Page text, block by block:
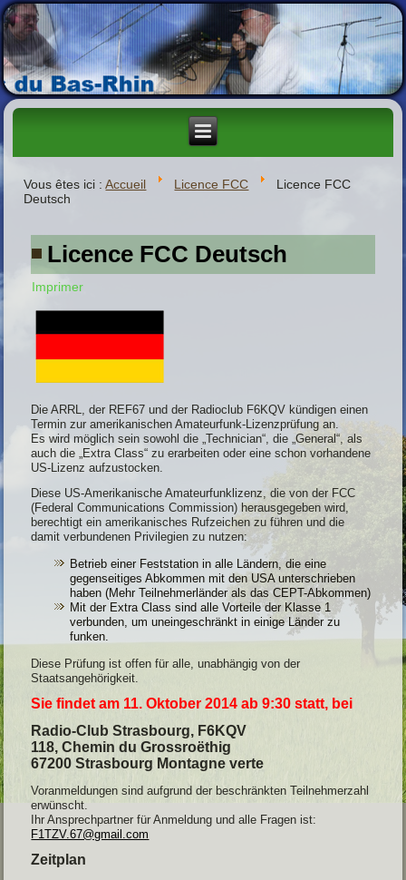
Vous êtes ici :Accueil Licence FCC
Licence FCC
Deutsch
Licence FCC Deutsch
Imprimer
Die ARRL, der REF67 und der Radioclub F6KQV kündigen einen
Termin zur amerikanischen Amateurfunk-Lizenzprüfung an.
Es wird möglich sein sowohl die „Technician“, die „General“, als
auch die „Extra Class“ zu erarbeiten oder eine schon vorhandene
US-Lizenz aufzustocken.
Diese US-Amerikanische Amateurfunklizenz, dievon der FCC
(Federal Communications Commission) herausgegeben wird,
berechtigt ein amerikanisches Rufzeichen zu führen und die
damit verbundenen Privilegien zu nutzen:
Betrieb einer Feststation in alle Ländern, die eine
gegenseitiges Abkommen mit den USA unterschrieben
haben (Mehr Teilnehmerländer als das CEPT-Abkommen)
Mit der Extra Class sind alle Vorteile der Klasse 1
verbunden, um uneingeschränkt in einige Länder zu
funken.
Diese Prüfung ist offen für alle, unabhängig von der
Staatsangehörigkeit.
Sie findet am 11. Oktober 2014 ab 9:30 statt, bei
Radio-Club Strasbourg, F6KQV
118, Chemin du Grossroëthig
67200 Strasbourg Montagne verte
Voranmeldungen sind aufgrund der beschränkten Teilnehmerzahl
erwünscht.
Ihr Ansprechpartner für Anmeldung und alle Fragen ist:
F1TZV.67@gmail.com
Zeitplan